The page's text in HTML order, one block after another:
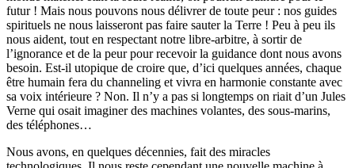
futur ! Mais nous pouvons nous délivrer de toute peur : nos guides
spirituels ne nous laisseront pas faire sauter la Terre ! Peu à peu ils
nous aident, tout en respectant notre libre-arbitre, à sortir de
l’ignorance et de la peur pour recevoir la guidance dont nous avons
besoin. Est-il utopique de croire que, d’ici quelques années, chaque
être humain fera du channeling et vivra en harmonie constante avec
sa voix intérieure ? Non. Il n’y a pas si longtemps on riait d’un Jules
Verne qui osait imaginer des machines volantes, des sous-marins,
des téléphones…
Nous avons, en quelques décennies, fait des miracles